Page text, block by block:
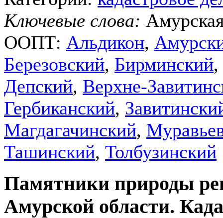
Ключевые слова:
ООПТ: Альдикон,
Березовский, Бирминский,
Депский, Верхне-
Гербиканский,
Магдагачинский,
Ташинский, Толбузинский
Памятники природы
Амурской области.